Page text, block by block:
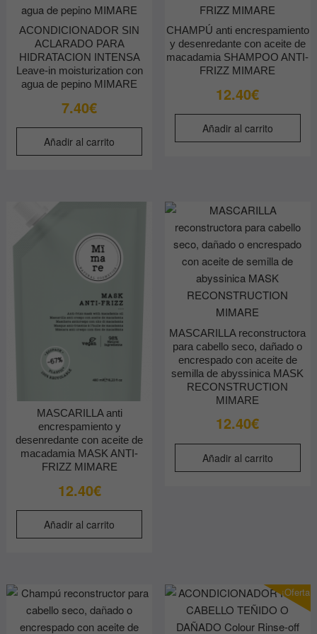
ACONDICIONADOR SIN
ACLARADO PARA
HIDRATACION INTENSA
Leave-in moisturization con
agua de pepino MIMARE
7.40€
Añadir al carrito
CHAMPÚ anti encrespamiento
y desenredante con aceite de
macadamia SHAMPOO ANTI-
FRIZZ MIMARE
12.40€
Añadir al carrito
MASCARILLA anti
encrespamiento y
desenredante con aceite de
macadamia MASK ANTI-
FRIZZ MIMARE
12.40€
Añadir al carrito
MASCARILLA reconstructora
para cabello seco, dañado o
encrespado con aceite de
semilla de abyssinica MASK
RECONSTRUCTION
MIMARE
12.40€
Añadir al carrito
¡Oferta!